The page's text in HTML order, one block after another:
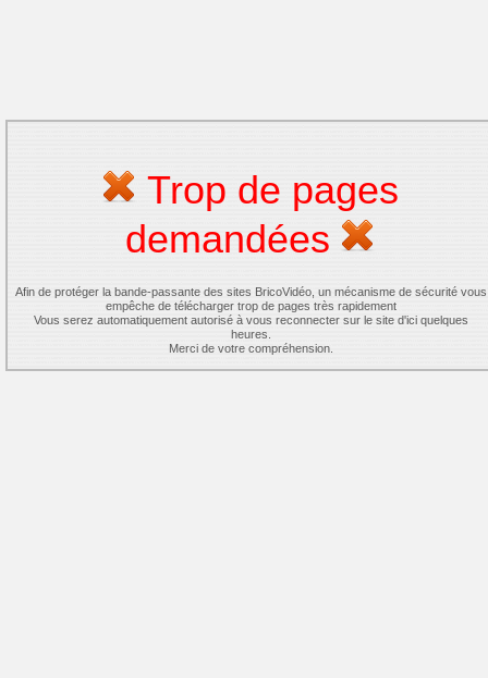
Trop de pages
demandées
Afin de protéger la bande-passante des sites BricoVidéo, un mécanisme de sécurité vous
empêche de télécharger trop de pages très rapidement
Vous serez automatiquement autorisé à vous reconnecter sur le site d'ici quelques
heures.
Merci de votre compréhension.